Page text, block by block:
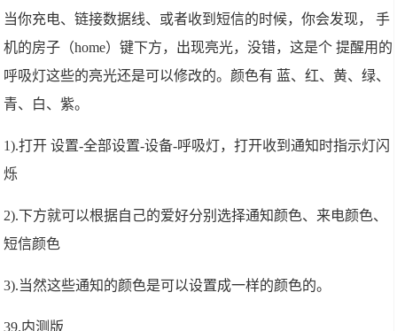
当你充电、链接数据线、或者收到短信的时候，你会发现， 手
机的房子（home）键下方，出现亮光，没错，这是个 提醒用的
呼吸灯这些的亮光还是可以修改的。颜色有 蓝、红、黄、绿、
青、白、紫。
1).打开 设置-全部设置-设备-呼吸灯，打开收到通知时指示灯闪
烁
2).下方就可以根据自己的爱好分别选择通知颜色、来电颜色、
短信颜色
3).当然这些通知的颜色是可以设置成一样的颜色的。
39.内测版